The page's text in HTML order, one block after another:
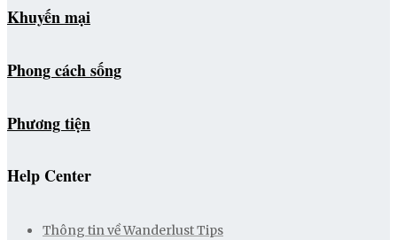
Khuyến mại
Phong cách sống
Phương tiện
Help Center
Thông tin về Wanderlust Tips